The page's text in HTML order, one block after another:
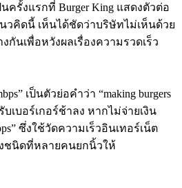
ครั้งแรกที่ Burger King แสดงตัวต่อ
คิดนี้ เห็นได้ชัดว่าบริษัทไม่เห็นด้วย
กันเพื่อหวังผลเรื่องความรวดเร็ว
เป็นตัวย่อคำว่า “making burgers
บเบอร์เกอร์ช้าลง หากไม่จ่ายเงิน
ซึ่งใช้วัดความเร็วอินเทอร์เน็ต
างชนิดที่หลายคนยกนิ้วให้